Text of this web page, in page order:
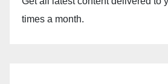
times a month.